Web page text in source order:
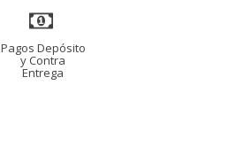
Pagos Depósito
y Contra
Entrega